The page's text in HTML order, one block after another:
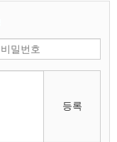
등록